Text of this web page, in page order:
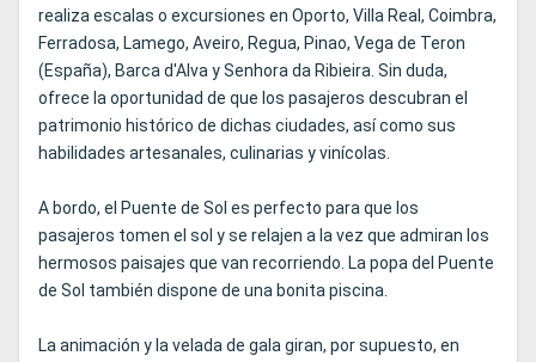
realiza escalas o excursiones en Oporto, Villa Real, Coimbra,
Ferradosa, Lamego, Aveiro, Regua, Pinao, Vega de Teron
(España), Barca d'Alva y Senhora da Ribieira. Sin duda,
ofrece la oportunidad de que los pasajeros descubran el
patrimonio histórico de dichas ciudades, así como sus
habilidades artesanales, culinarias y vinícolas.
A bordo, el Puente de Sol es perfecto para que los
pasajeros tomen el sol y se relajen a la vez que admiran los
hermosos paisajes que van recorriendo. La popa del Puente
de Sol también dispone de una bonita piscina.
La animación y la velada de gala giran, por supuesto, en